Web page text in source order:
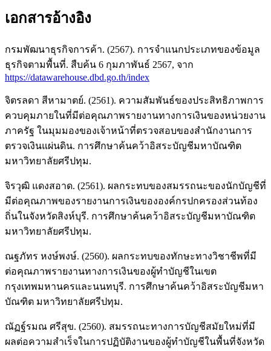
เอกสารอ้างอิง
กรมพัฒนาธุรกิจการค้า. (2567). การจำแนกประเภทของข้อมูล
ธุรกิจตามพื้นที่. สืบค้น 6 กุมภาพันธ์ 2567, จาก
https://datawarehouse.dbd.go.th/index
จิตรลดา สีหามาตย์. (2561). ความสัมพันธ์ของประสิทธิภาพการ
ควบคุมภายในที่มีต่อคุณภาพรายงานทางการเงินของหน่วยงาน
ภาครัฐ ในมุมมองของเจ้าหน้าที่ตรวจสอบของสำนักงานการ
ตรวจเงินแผ่นดิน. การศึกษาค้นคว้าอิสระบัญชีมหาบัณฑิต
มหาวิทยาลัยศรีปทุม.
จิรวุฒิ แดงสอาด. (2561). ผลกระทบของสมรรถนะของนักบัญชีที่
มีต่อคุณภาพของรายงานการเงินขององค์กรปกครองส่วนท้อง
ถิ่นในจังหวัดสิงห์บุรี. การศึกษาค้นคว้าอิสระบัญชีมหาบัณฑิต
มหาวิทยาลัยศรีปทุม.
ณฐภัทร หงษ์พงษ์. (2560). ผลกระทบของทักษะทางวิชาชีพที่มี
ต่อคุณภาพรายงานทางการเงินของผู้ทำบัญชีในเขต
กรุงเทพมหานครและนนทบุรี. การศึกษาค้นคว้าอิสระบัญชีมหา
บัณฑิต มหาวิทยาลัยศรีปทุม.
ณัฏฐ์รมณ ศรีสุข. (2560). สมรรถนะทางการบัญชีสมัยใหม่ที่มี
ผลต่อความสำเร็จในการปฏิบัติงานของผู้ทำบัญชีในพื้นที่จังหวัด